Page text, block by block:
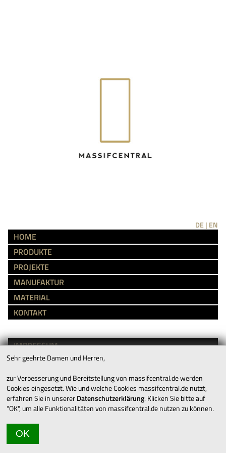
DE | EN
HOME
PRODUKTE
PROJEKTE
MANUFAKTUR
MATERIAL
KONTAKT
IMPRESSUM
AGB’S
DATENSCHUTZ
KARRIERE
DOWNLOADS
Sehr geehrte Damen und Herren,
zur Verbesserung und Bereitstellung von massifcentral.de werden
Cookies eingesetzt. Wie und welche Cookies massifcentral.de nutzt,
erfahren Sie in unsererDatenschutzerklärung. Klicken Sie bitte auf
"OK", um alle Funktionalitäten von massifcentral.de nutzen zu können.
OK